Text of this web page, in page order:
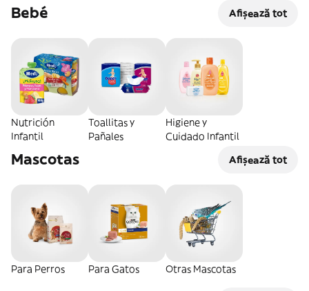
Bebé Afișează tot
Nutrición
Infantil
Toallitas y
Pañales
Higiene y
Cuidado Infantil
Mascotas Afișează tot
Para Perros Para Gatos Otras Mascotas